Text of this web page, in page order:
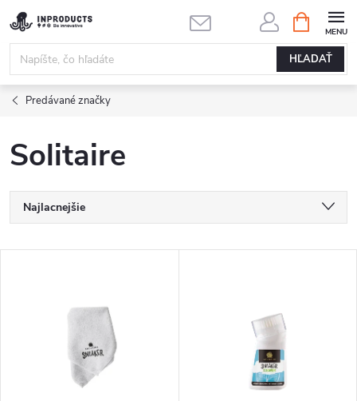
Prejsť
na
obsah
HĽADAŤ
KOŠÍK
Predávané značky
Solitaire
R
a
Najlacnejšie